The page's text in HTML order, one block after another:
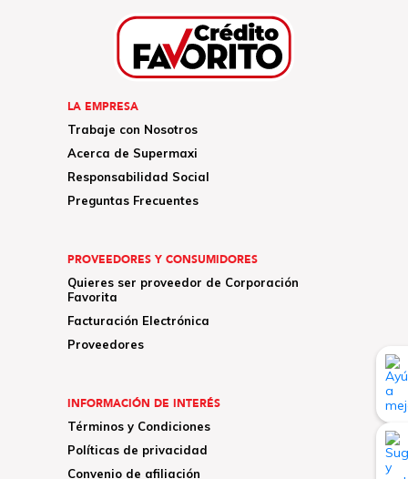
LA EMPRESA
Trabaje con Nosotros
Acerca de Supermaxi
Responsabilidad Social
Preguntas Frecuentes
PROVEEDORES Y CONSUMIDORES
Quieres ser proveedor de Corporación
Favorita
Facturación Electrónica
Proveedores
INFORMACIÓN DE INTERÉS
Términos y Condiciones
Políticas de privacidad
Convenio de afiliación